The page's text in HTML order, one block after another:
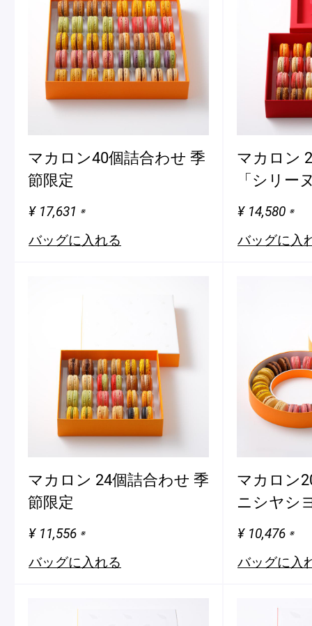
マカロン40個詰合わせ 季
節限定
¥ 17,631 ※
バッグに入れる
マカロン
「シリー
¥ 14,580 ※
バッグに入
マカロン 24個詰合わせ 季
節限定
¥ 11,556 ※
バッグに入れる
マカロン
ニシヤシ
¥ 10,476 ※
バッグに入